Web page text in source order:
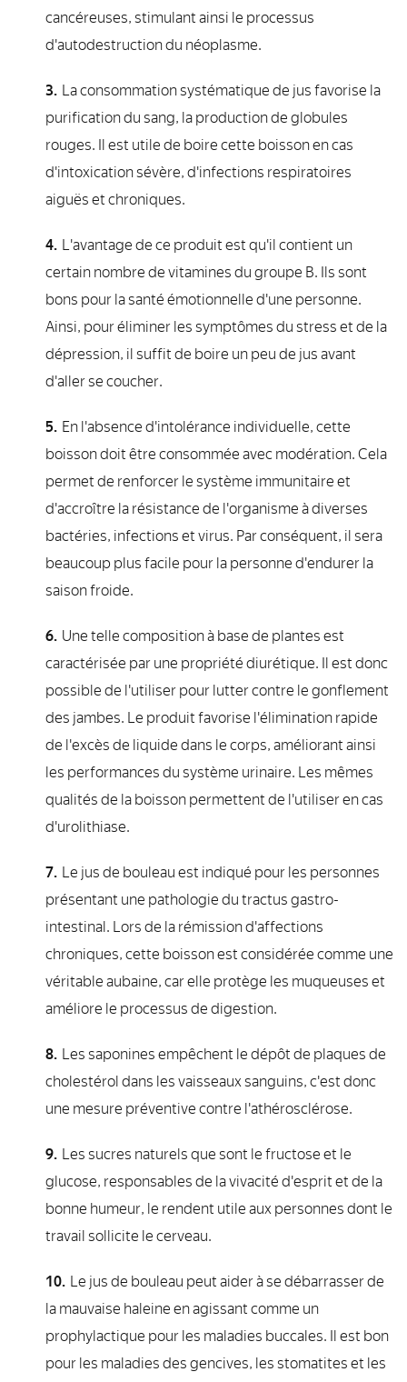
cancéreuses, stimulant ainsi le processus
d'autodestruction du néoplasme.
La consommation systématique de jus favorise la
purification du sang, la production de globules
rouges. Il est utile de boire cette boisson en cas
d'intoxication sévère, d'infections respiratoires
aiguës et chroniques.
L'avantage de ce produit est qu'il contient un
certain nombre de vitamines du groupe B. Ils sont
bons pour la santé émotionnelle d'une personne.
Ainsi, pour éliminer les symptômes du stress et de la
dépression, il suffit de boire un peu de jus avant
d'aller se coucher.
En l'absence d'intolérance individuelle, cette
boisson doit être consommée avec modération. Cela
permet de renforcer le système immunitaire et
d'accroître la résistance de l'organisme à diverses
bactéries, infections et virus. Par conséquent, il sera
beaucoup plus facile pour la personne d'endurer la
saison froide.
Une telle composition à base de plantes est
caractérisée par une propriété diurétique. Il est donc
possible de l'utiliser pour lutter contre le gonflement
des jambes. Le produit favorise l'élimination rapide
de l'excès de liquide dans le corps, améliorant ainsi
les performances du système urinaire. Les mêmes
qualités de la boisson permettent de l'utiliser en cas
d'urolithiase.
Le jus de bouleau est indiqué pour les personnes
présentant une pathologie du tractus gastro-
intestinal. Lors de la rémission d'affections
chroniques, cette boisson est considérée comme une
véritable aubaine, car elle protège les muqueuses et
améliore le processus de digestion.
Les saponines empêchent le dépôt de plaques de
cholestérol dans les vaisseaux sanguins, c'est donc
une mesure préventive contre l'athérosclérose.
Les sucres naturels que sont le fructose et le
glucose, responsables de la vivacité d'esprit et de la
bonne humeur, le rendent utile aux personnes dont le
travail sollicite le cerveau.
Le jus de bouleau peut aider à se débarrasser de
la mauvaise haleine en agissant comme un
prophylactique pour les maladies buccales. Il est bon
pour les maladies des gencives, les stomatites et les